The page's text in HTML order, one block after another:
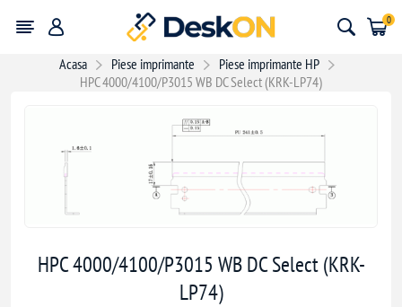
0
Acasa Piese imprimante
Piese imprimante HP
HPC 4000/4100/P3015 WB DC Select (KRK-LP74)
HPC 4000/4100/P3015 WB DC Select (KRK-
LP74)